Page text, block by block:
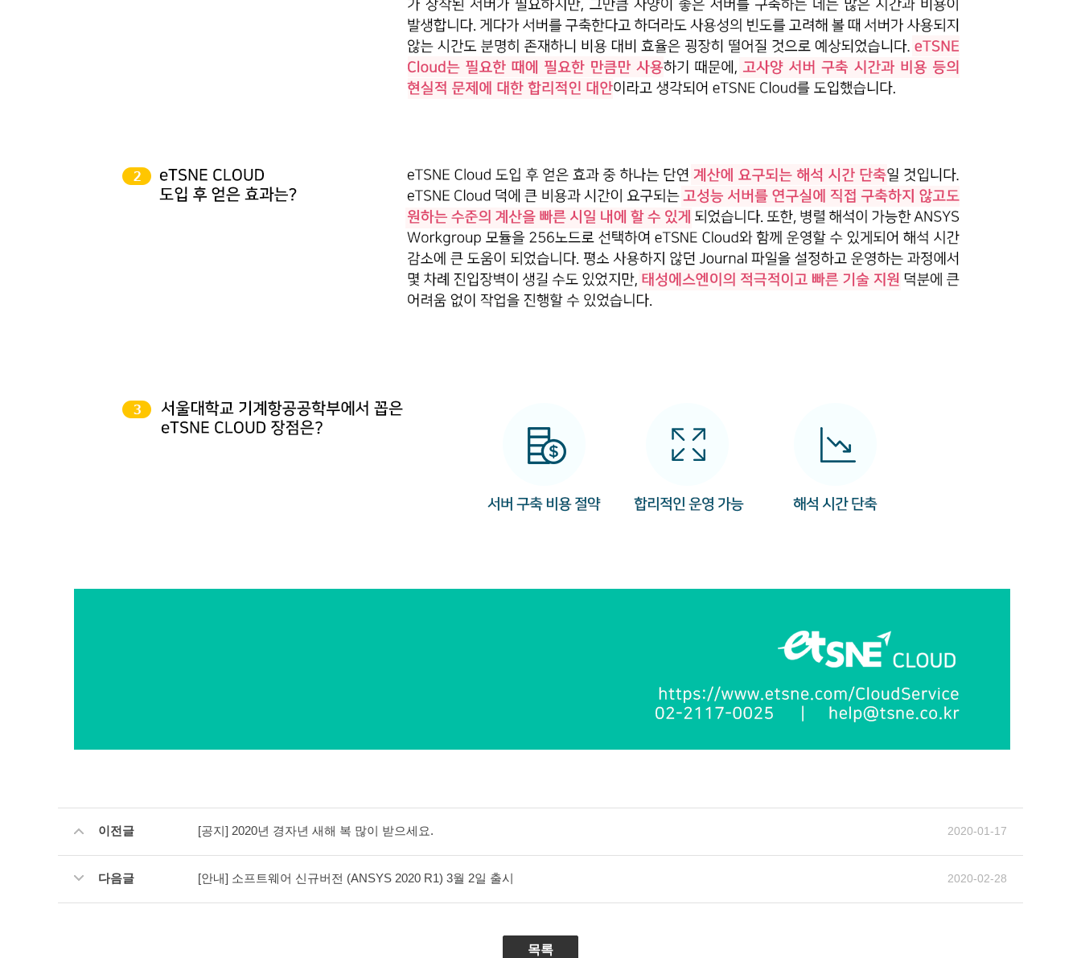
이전글 [공지] 2020년 경자년 새해 복 많이 받으세요. 2020-01-17
다음글 [안내] 소프트웨어 신규버전 (ANSYS 2020 R1) 3월 2일 출시 2020-02-28